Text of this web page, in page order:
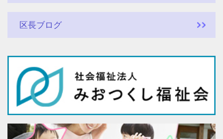
区長ブログ